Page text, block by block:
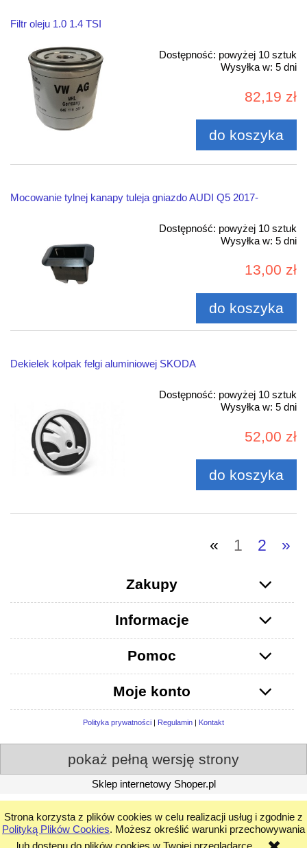
Strona korzysta z plików cookies w celu realizacji usług i zgodnie z
Polityką Plików Cookies. Możesz określić warunki przechowywania
lub dostępu do plików cookies w Twojej przeglądarce.
Filtr oleju 1.0 1.4 TSI
Dostępność: powyżej 10 sztuk
Wysyłka w: 5 dni
82,19 zł
do koszyka
Mocowanie tylnej kanapy tuleja gniazdo AUDI Q5 2017-
Dostępność: powyżej 10 sztuk
Wysyłka w: 5 dni
13,00 zł
do koszyka
Dekielek kołpak felgi aluminiowej SKODA
Dostępność: powyżej 10 sztuk
Wysyłka w: 5 dni
52,00 zł
do koszyka
« 1 2 »
Zakupy
Informacje
Pomoc
Moje konto
Polityka prywatności | Regulamin | Kontakt
pokaż pełną wersję strony
Sklep internetowy Shoper.pl